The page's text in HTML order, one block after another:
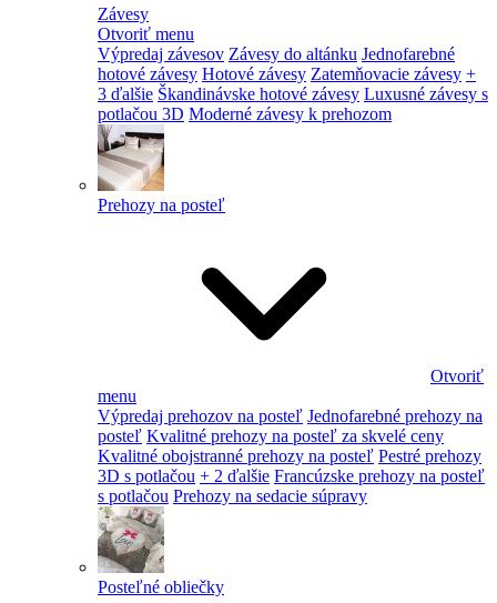
Závesy
Otvoriť menu
Výpredaj závesov Závesy do altánku Jednofarebné
hotové závesy Hotové závesy Zatemňovacie závesy +
3 ďalšie Škandinávske hotové závesy Luxusné závesy s
potlačou 3D Moderné závesy k prehozom
Prehozy na posteľ
Otvoriť
menu
Výpredaj prehozov na posteľ Jednofarebné prehozy na
posteľ Kvalitné prehozy na posteľ za skvelé ceny
Kvalitné obojstranné prehozy na posteľ Pestré prehozy
3D s potlačou + 2 ďalšie Francúzske prehozy na posteľ
s potlačou Prehozy na sedacie súpravy
Posteľné obliečky